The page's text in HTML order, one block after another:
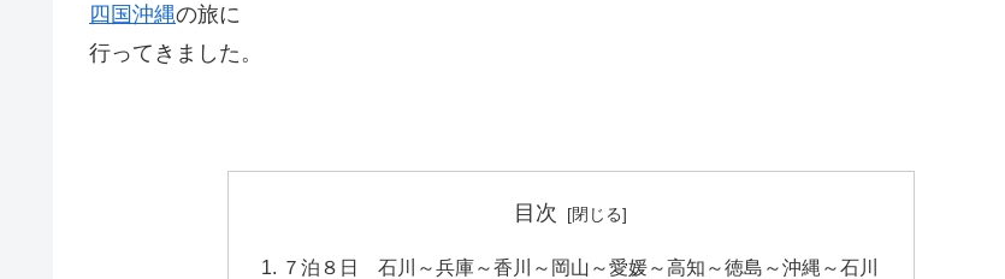
四国沖縄の旅に
行ってきました。
目次
７泊８日 石川～兵庫～香川～岡山～愛媛～高知～徳島～沖縄～石川